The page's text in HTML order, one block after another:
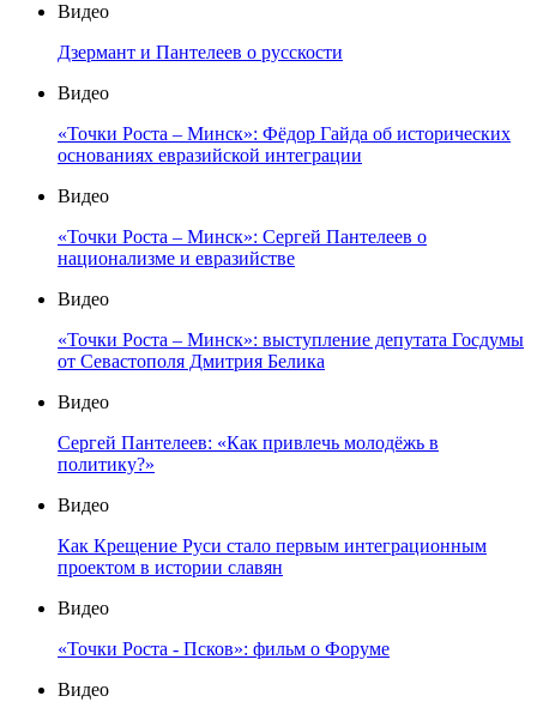
Видео
Дзермант и Пантелеев о русскости
Видео
«Точки Роста – Минск»: Фёдор Гайда об исторических
основаниях евразийской интеграции
Видео
«Точки Роста – Минск»: Сергей Пантелеев о
национализме и евразийстве
Видео
«Точки Роста – Минск»: выступление депутата Госдумы
от Севастополя Дмитрия Белика
Видео
Сергей Пантелеев: «Как привлечь молодёжь в
политику?»
Видео
Как Крещение Руси стало первым интеграционным
проектом в истории славян
Видео
«Точки Роста - Псков»: фильм о Форуме
Видео